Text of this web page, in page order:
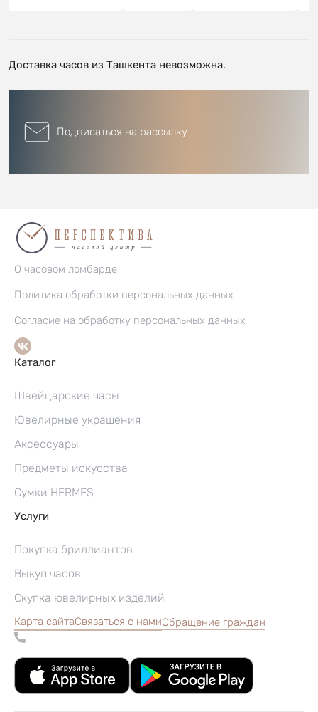
Доставка часов из Ташкента невозможна.
Подписаться на рассылку
О часовом ломбарде
Политика обработки персональных данных
Согласие на обработку персональных данных
Каталог
Швейцарские часы
Ювелирные украшения
Аксессуары
Предметы искусства
Сумки HERMES
Услуги
Покупка бриллиантов
Выкуп часов
Скупка ювелирных изделий
Карта сайтаСвязаться с намиОбращение граждан